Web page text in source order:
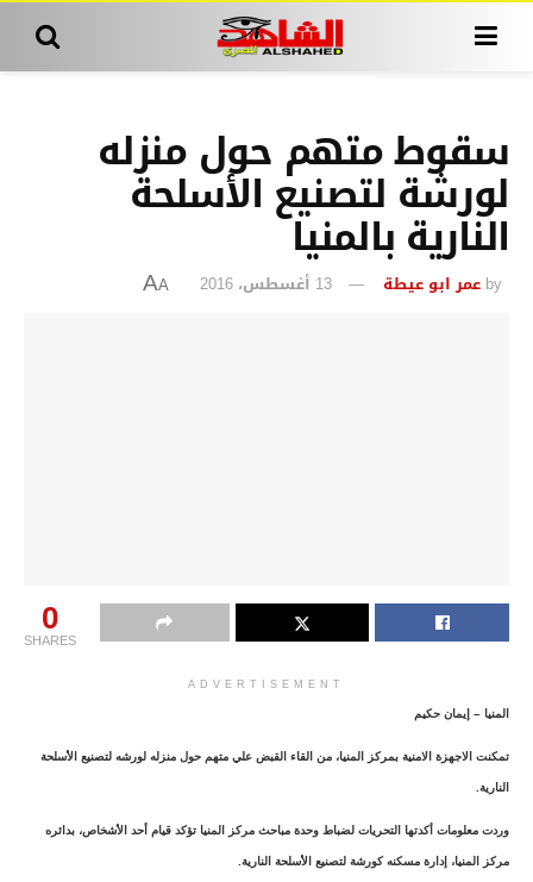
سقوط متهم حول منزله
لورشة لتصنيع الأسلحة
النارية بالمنيا
by عمر ابو عيطة 13 أغسطس، 2016 A
A
0
SHARES
ADVERTISEMENT
المنيا – إيمان حكيم
تمكنت الاجهزة الامنية بمركز المنيا، من القاء القبض علي متهم حول منزله لورشه لتصنيع الأسلحة
النارية.
وردت معلومات أكدتها التحريات لضباط وحدة مباحث مركز المنيا تؤكد قيام أحد الأشخاص، بدائره
مركز المنيا، إدارة مسكنه كورشة لتصنيع الأسلحة النارية.